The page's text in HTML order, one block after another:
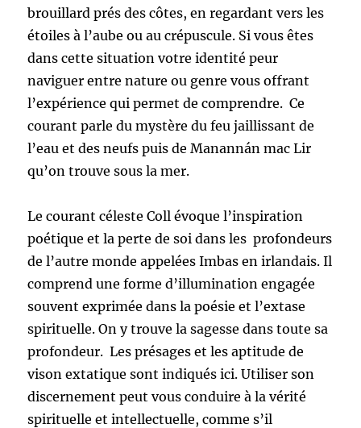
brouillard prés des côtes, en regardant vers les
étoiles à l’aube ou au crépuscule. Si vous êtes
dans cette situation votre identité peur
naviguer entre nature ou genre vous offrant
l’expérience qui permet de comprendre. Ce
courant parle du mystère du feu jaillissant de
l’eau et des neufs puis de Manannán mac Lir
qu’on trouve sous la mer.
Le courant céleste Coll évoque l’inspiration
poétique et la perte de soi dans les profondeurs
de l’autre monde appelées Imbas en irlandais. Il
comprend une forme d’illumination engagée
souvent exprimée dans la poésie et l’extase
spirituelle. On y trouve la sagesse dans toute sa
profondeur. Les présages et les aptitude de
vison extatique sont indiqués ici. Utiliser son
discernement peut vous conduire à la vérité
spirituelle et intellectuelle, comme s’il